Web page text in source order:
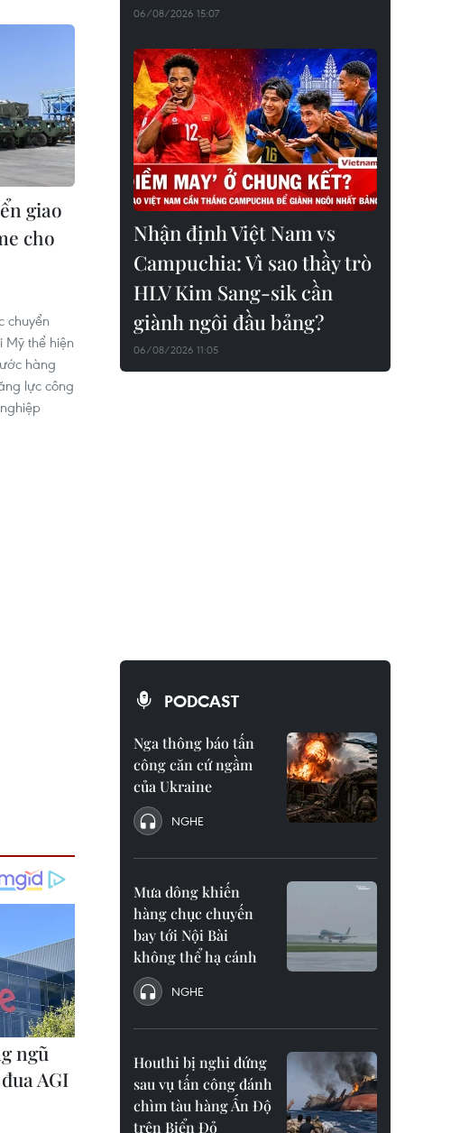
giao
cho
chuyển
Mỹ thể hiện
hàng
lực công
06/08/2026 15:07
Nhận định Việt Nam vs
Campuchia: Vì sao thầy trò
HLV Kim Sang-sik cần
giành ngôi đầu bảng?
06/08/2026 11:05
PODCAST
Nga thông báo tấn
công căn cứ ngầm
của Ukraine
NGHE
Mưa dông khiến
hàng chục chuyến
bay tới Nội Bài
không thể hạ cánh
NGHE
Houthi bị nghi đứng
sau vụ tấn công đánh
chìm tàu hàng Ấn Độ
trên Biển Đỏ